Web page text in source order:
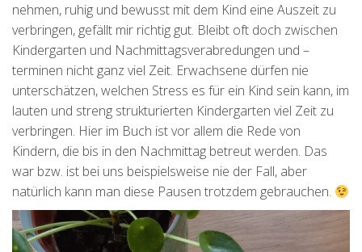
nehmen, ruhig und bewusst mit dem Kind eine Auszeit zu
verbringen, gefällt mir richtig gut. Bleibt oft doch zwischen
Kindergarten und Nachmittagsverabredungen und –
terminen nicht ganz viel Zeit. Erwachsene dürfen nie
unterschätzen, welchen Stress es für ein Kind sein kann, im
lauten und streng strukturierten Kindergarten viel Zeit zu
verbringen. Hier im Buch ist vor allem die Rede von
Kindern, die bis in den Nachmittag betreut werden. Das
war bzw. ist bei uns beispielsweise nie der Fall, aber
natürlich kann man diese Pausen trotzdem gebrauchen.